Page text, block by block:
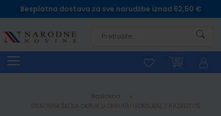
Besplatna dostava za sve narudžbe iznad 62,50 €
Naslovna